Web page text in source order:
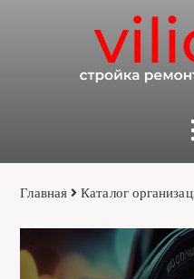
Главная Каталог